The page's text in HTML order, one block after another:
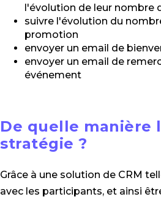
l'évolution de leur nombre
suivre l'évolution du
promotion
envoyer un email de
envoyer un email de
événement
De quelle manière
stratégie ?
Grâce à une solution de CRM
avec les participants, et ainsi